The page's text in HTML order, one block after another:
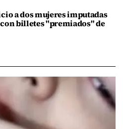
a dos mujeres imputadas
billetes "premiados" de